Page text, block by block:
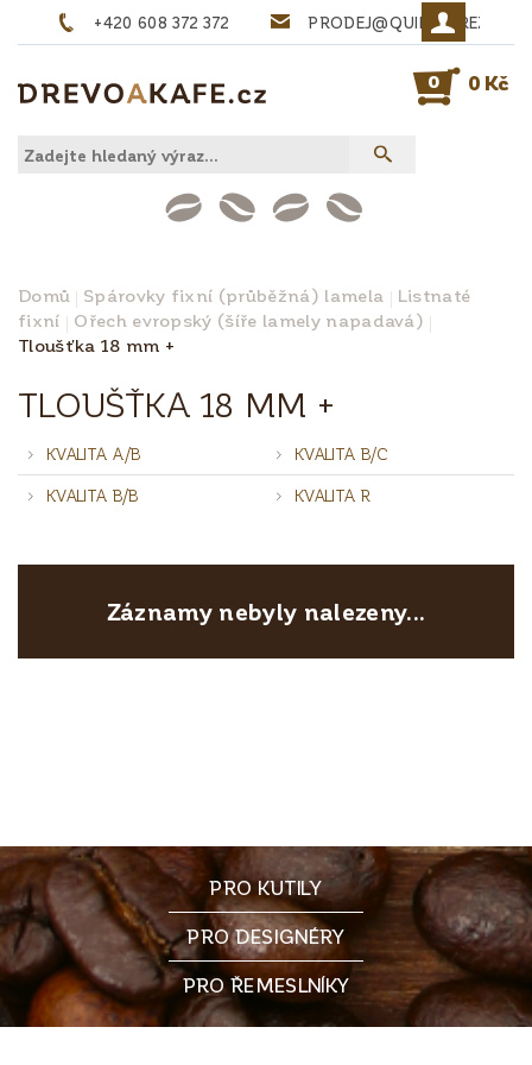
+420 608 372 372 PRODEJ@QUINTA-
0 0 Kč
Domů Spárovky fixní (průběžná) lamela
Listnaté
fixní
Ořech evropský (šíře lamely napadavá)
Tloušťka 18 mm +
TLOUŠŤKA 18 MM +
KVALITA A/B KVALITA B/C
KVALITA B/B KVALITA R
Záznamy nebyly nalezeny...
PRO KUTILY
PRO DESIGNÉRY
PRO ŘEMESLNÍKY